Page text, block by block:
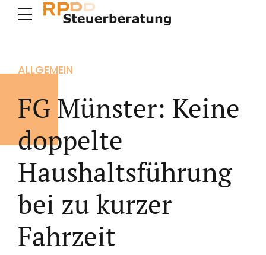
ALLGEMEIN
FG Münster: Keine
doppelte
Haushaltsführung
bei zu kurzer
Fahrzeit